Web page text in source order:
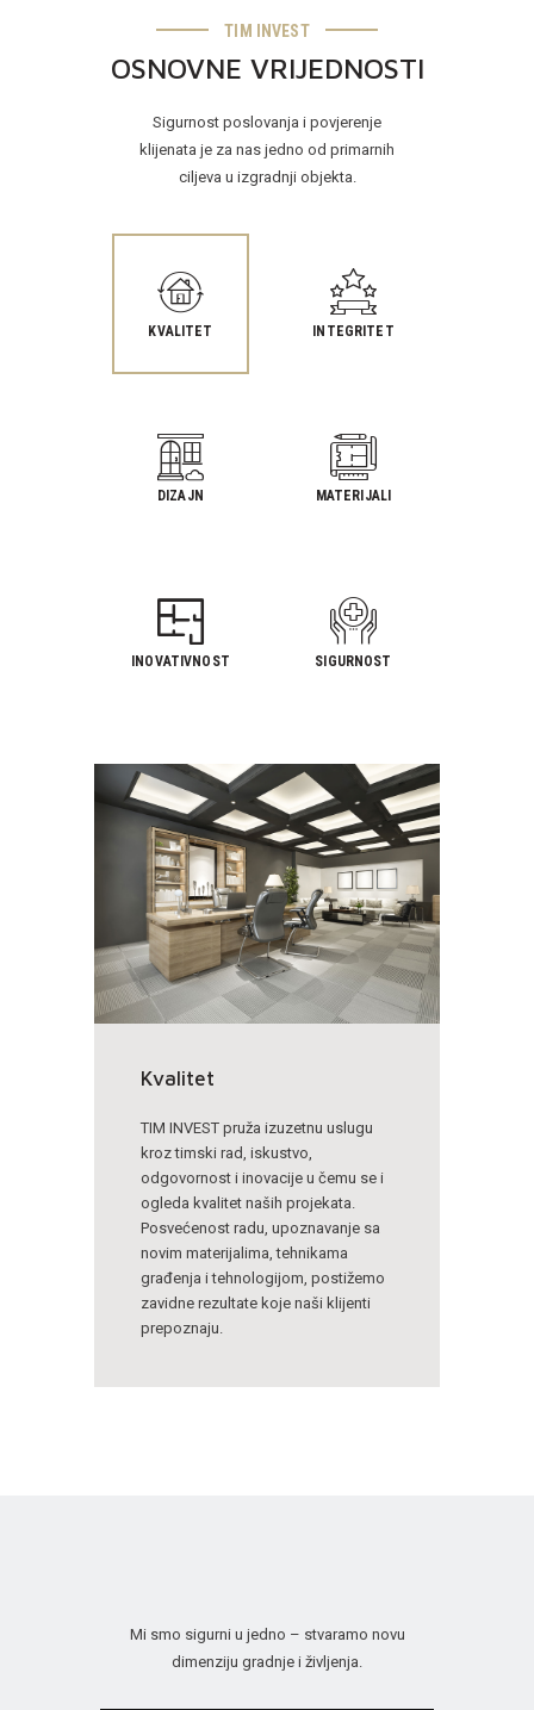
TIM INVEST
OSNOVNE VRIJEDNOSTI
Sigurnost poslovanja i povjerenje
klijenata je za nas jedno od primarnih
ciljeva u izgradnji objekta.
KVALITET INTEGRITET
DIZAJN MATERIJALI
INOVATIVNOST SIGURNOST
Kvalitet
TIM INVEST pruža izuzetnu uslugu
kroz timski rad, iskustvo,
odgovornost i inovacije u čemu se i
ogleda kvalitet naših projekata.
Posvećenost radu, upoznavanje sa
novim materijalima, tehnikama
građenja i tehnologijom, postižemo
zavidne rezultate koje naši klijenti
prepoznaju.
Mi smo sigurni u jedno – stvaramo novu
dimenziju gradnje i življenja.